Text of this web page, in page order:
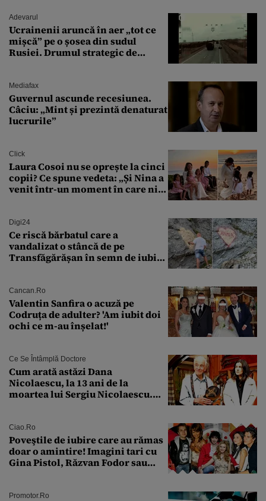
Adevarul
Ucrainenii aruncă în aer „tot ce
mișcă” pe o șosea din sudul
Rusiei. Drumul strategic de
Mediafax
Guvernul ascunde recesiunea.
Câciu: „Mint și prezintă denaturat
lucrurile”
Click
Laura Cosoi nu se oprește la cinci
copii? Ce spune vedeta: „Și Nina a
venit într-un moment în care nici
Digi24
Ce riscă bărbatul care a
vandalizat o stâncă de pe
Transfăgărășan în semn de iubire
Cancan.ro
Valentin Sanfira o acuză pe
Codruța de adulter? 'Am iubit doi
ochi ce m-au înșelat!'
Ce Se Întâmplă Doctore
Cum arată astăzi Dana
Nicolaescu, la 13 ani de la
moartea lui Sergiu Nicolaescu.
Ciao.ro
Poveştile de iubire care au rămas
doar o amintire! Imagini tari cu
Gina Pistol, Răzvan Fodor sau
Promotor.ro